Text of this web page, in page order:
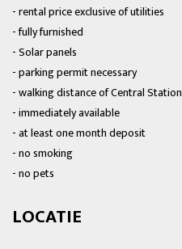
- rental price exclusive of utilities
- fully furnished
- Solar panels
- parking permit necessary
- walking distance of Central Station
- immediately available
- at least one month deposit
- no smoking
- no pets
LOCATIE